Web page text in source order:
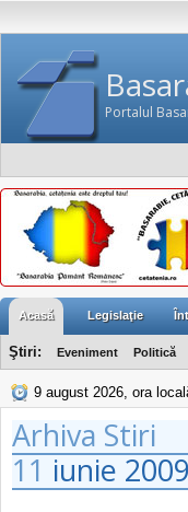
Portalul
Acasă Legislaţie
Ştiri: Eveniment Politică
9 august 2026, ora
Arhiva Stiri
11 iunie 2009